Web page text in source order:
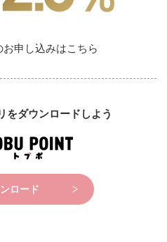
申し込みはこちら
をダウンロードしよう
ロード